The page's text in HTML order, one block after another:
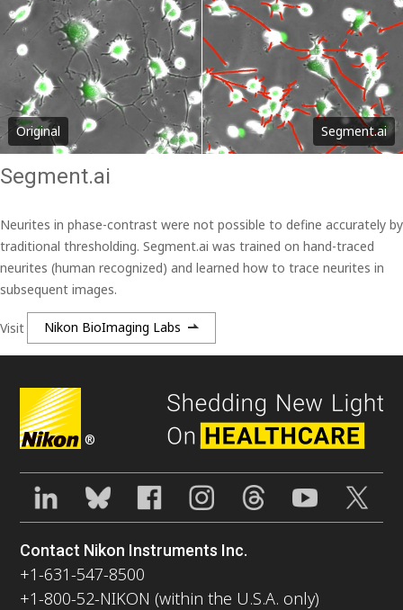
Original Segment.ai
Segment.ai
Neurites in phase-contrast were not possible to define accurately by
traditional thresholding. Segment.ai was trained on hand-traced
neurites (human recognized) and learned how to trace neurites in
subsequent images.
Visit Nikon BioImaging Labs
®
Contact Nikon Instruments Inc.
+1-631-547-8500
+1-800-52-NIKON (within the U.S.A. only)